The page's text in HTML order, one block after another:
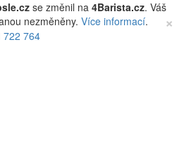
se změnil na 4Barista.cz. Váš
nezměněny. Více informací. ×
722 764